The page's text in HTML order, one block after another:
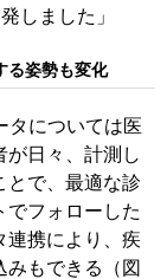
しました」
る姿勢も変化
については医
が日々、計測し
とで、最適な診
でフォローした
連携により、疾
もできる（図